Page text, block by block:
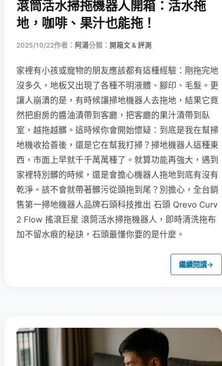
滾筒活水掃拖機器人開箱：活水拖
地，咖啡、果汁也能拖！
2025/10/22作者： 阿湯分類： 開箱文 & 評測
家裡有小孩或寵物的朋友應該都有這種經驗：剛拖完地
沒多久，地板又出現了各種不明液體、腳印、毛髮。更
讓人崩潰的是，有時候讓掃地機器人去拖地，結果它竟
然把廚房的醬油漬帶到客廳，把客廳的果汁漬帶到臥
室，越拖越髒。這時候你會開始懷疑：到底是我在幫掃
地機收拾善後，還是它在幫我打掃？掃地機器人這種東
西，市面上早就千千萬萬種了。就算功能再強大，遇到
家裡特別髒的時候，還是會擔心機器人拖地到底有沒有
乾淨。該不會就帶著髒污從頭拖到尾？別擔心，全台銷
售第一掃地機器人品牌石頭科技推出 石頭 Qrevo Curv
2 Flow 搖滾巨星 滾筒活水掃拖機器人，即時清洗拖布
加不留水痕的秘訣，石頭最懂你要的是什麼。
繼續閱讀→